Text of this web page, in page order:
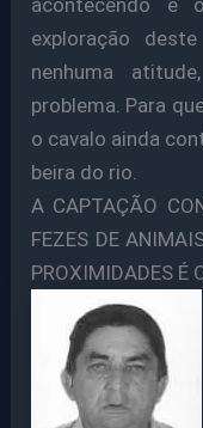
exploração
nenhuma
problema. Para
o cavalo ainda
beira do rio.
A CAPTAÇÃO
FEZES DE
PROXIMIDADES É